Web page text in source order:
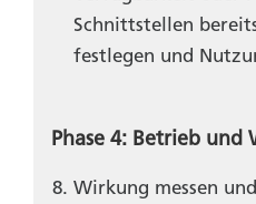
Schnittstellen
festlegen und
Phase 4: Betrieb
Wirkung messen